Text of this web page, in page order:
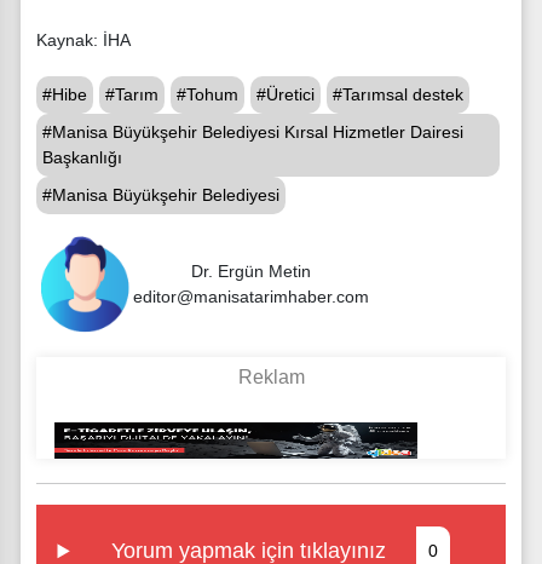
Kaynak: İHA
#Hibe #Tarım #Tohum #Üretici
#Tarımsal destek
#Manisa Büyükşehir Belediyesi Kırsal Hizmetler Dairesi
Başkanlığı
#Manisa Büyükşehir Belediyesi
Dr. Ergün Metin
editor@manisatarimhaber.com
Yorum yapmak için tıklayınız 0